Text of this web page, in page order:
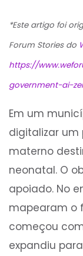
*Este artigo foi
Forum Stories do
https://
government-ai-
Em um
digitalizar
materno
neonatal. O
apoiado. No
mapearam o
começou
expandiu